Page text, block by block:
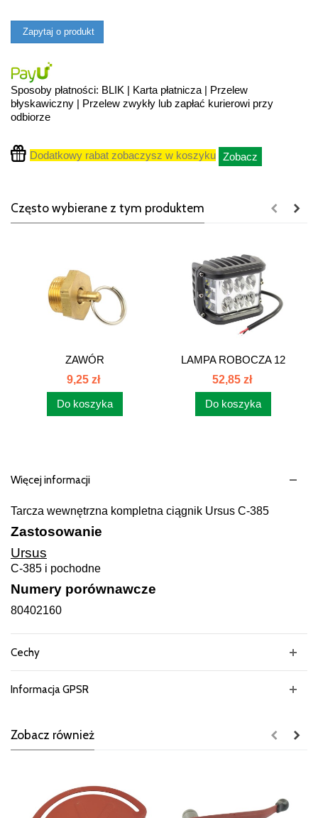
Zapytaj o produkt
Sposoby płatności: BLIK | Karta płatnicza | Przelew
błyskawiczny | Przelew zwykły lub zapłać kurierowi przy
odbiorze
Dodatkowy rabat zobaczysz w koszyku Zobacz
Często wybierane z tym produktem
ZAWÓR
ODWADNIAJĄCY...
9,25 zł
Do koszyka
LAMPA ROBOCZA 12
LED...
52,85 zł
Do koszyka
Więcej informacji
Tarcza wewnętrzna kompletna ciągnik Ursus C-385
Zastosowanie
Ursus
C-385 i pochodne
Numery porównawcze
80402160
Cechy
Informacja GPSR
Zobacz również